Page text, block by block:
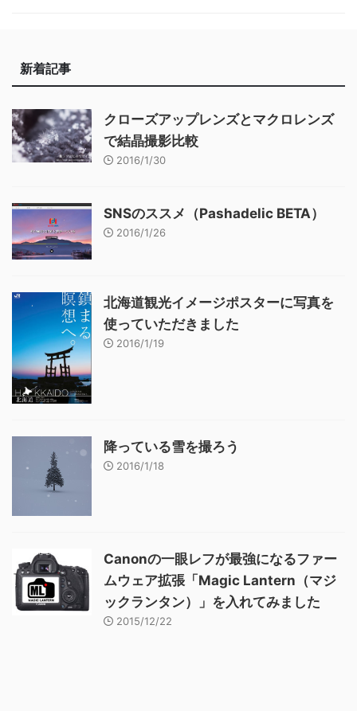
新着記事
クローズアップレンズとマクロレンズ
で結晶撮影比較
2016/1/30
SNSのススメ（Pashadelic BETA）
2016/1/26
北海道観光イメージポスターに写真を
使っていただきました
2016/1/19
降っている雪を撮ろう
2016/1/18
Canonの一眼レフが最強になるファー
ムウェア拡張「Magic Lantern（マジ
ックランタン）」を入れてみました
2015/12/22